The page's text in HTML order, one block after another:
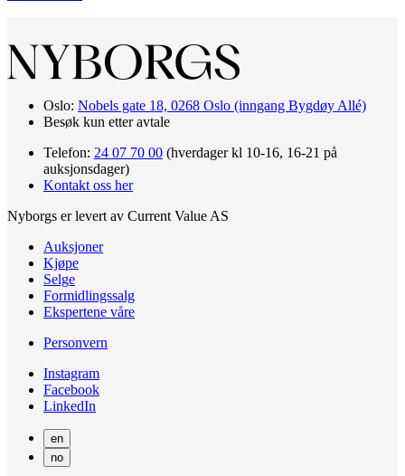
Oslo: Nobels gate 18, 0268 Oslo (inngang Bygdøy Allé)
Besøk kun etter avtale
Telefon: 24 07 70 00 (hverdager kl 10-16, 16-21 på
auksjonsdager)
Kontakt oss her
Nyborgs er levert av Current Value AS
Auksjoner
Kjøpe
Selge
Formidlingssalg
Ekspertene våre
Personvern
Instagram
Facebook
LinkedIn
en
no